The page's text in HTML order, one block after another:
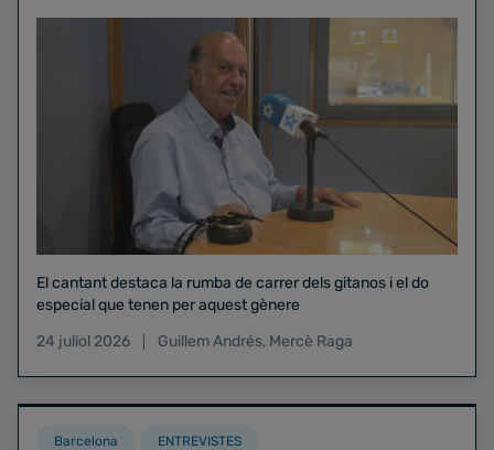
El cantant destaca la rumba de carrer dels gitanos i el do
especial que tenen per aquest gènere
24 juliol 2026
Guillem Andrés, Mercè Raga
Barcelona ENTREVISTES